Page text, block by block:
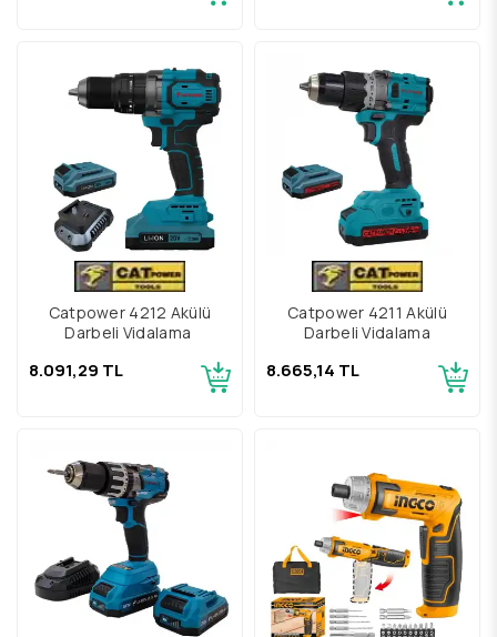
Catpower 4212 Akülü
Darbeli Vidalama
8.091,29 TL
Catpower 4211 Akülü
Darbeli Vidalama
8.665,14 TL